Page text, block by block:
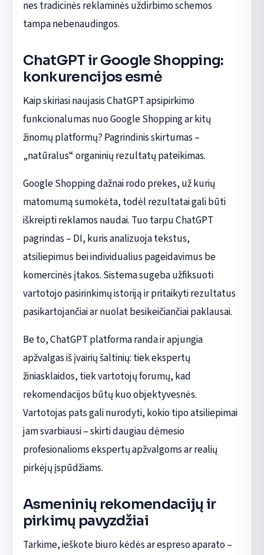
nes tradicinės reklaminės uždirbimo schemos
tampa nebenaudingos.
ChatGPT ir Google Shopping:
konkurencijos esmė
Kaip skiriasi naujasis ChatGPT apsipirkimo
funkcionalumas nuo Google Shopping ar kitų
žinomų platformų? Pagrindinis skirtumas –
„natūralus“ organinių rezultatų pateikimas.
Google Shopping dažnai rodo prekes, už kurių
matomumą sumokėta, todėl rezultatai gali būti
iškreipti reklamos naudai. Tuo tarpu ChatGPT
pagrindas – DI, kuris analizuoja tekstus,
atsiliepimus bei individualius pageidavimus be
komercinės įtakos. Sistema sugeba užfiksuoti
vartotojo pasirinkimų istoriją ir pritaikyti rezultatus
pasikartojančiai ar nuolat besikeičiančiai paklausai.
Be to, ChatGPT platforma randa ir apjungia
apžvalgas iš įvairių šaltinių: tiek ekspertų
žiniasklaidos, tiek vartotojų forumų, kad
rekomendacijos būtų kuo objektyvesnės.
Vartotojas pats gali nurodyti, kokio tipo atsiliepimai
jam svarbiausi – skirti daugiau dėmesio
profesionalioms ekspertų apžvalgoms ar realių
pirkėjų įspūdžiams.
Asmeninių rekomendacijų ir
pirkimų pavyzdžiai
Tarkime, ieškote biuro kėdės ar espreso aparato –